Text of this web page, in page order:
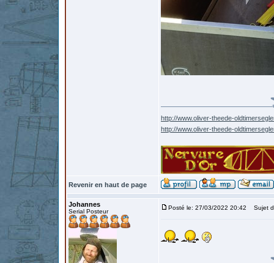
http://www.oliver-theede-
http://www.oliver-theede-
Revenir en haut de page
Johannes
Serial Posteur
Posté le: 27/03/2022 20:42 Sujet